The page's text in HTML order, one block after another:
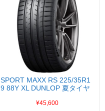
SPORT MAXX RS 225/35R1
9 88Y XL DUNLOP 夏タイヤ
¥45,600